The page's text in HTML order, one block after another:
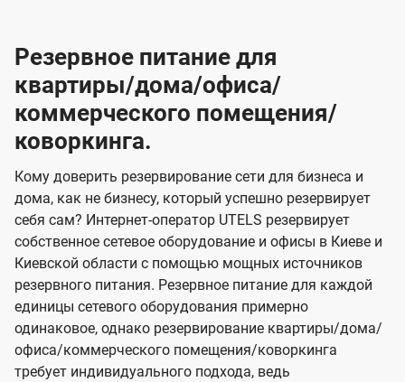
Резервное питание для
квартиры/дома/офиса/
коммерческого помещения/
коворкинга.
Кому доверить резервирование сети для бизнеса и
дома, как не бизнесу, который успешно резервирует
себя сам? Интернет-оператор UTELS резервирует
собственное сетевое оборудование и офисы в Киеве и
Киевской области с помощью мощных источников
резервного питания. Резервное питание для каждой
единицы сетевого оборудования примерно
одинаковое, однако резервирование квартиры/дома/
офиса/коммерческого помещения/коворкинга
требует индивидуального подхода, ведь